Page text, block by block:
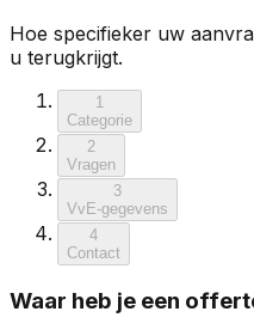
Hoe specifieker uw
u terugkrijgt.
1
Categorie
2
Vragen
3
VvE-gegevens
4
Contact
Waar heb je een